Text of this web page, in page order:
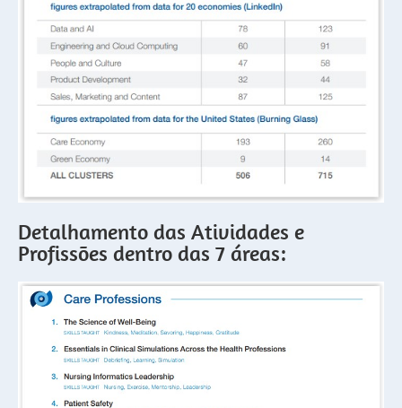
Detalhamento das Atividades e
Profissões dentro das 7 áreas: